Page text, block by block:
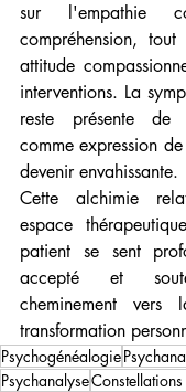
sur l'empathie
compréhension,
attitude
interventions. La
reste présente de
comme expression
devenir envahissante.
Cette alchimie
espace
patient se sent
accepté et
cheminement
transformation
Psychogénéalogie
Psychanalyse